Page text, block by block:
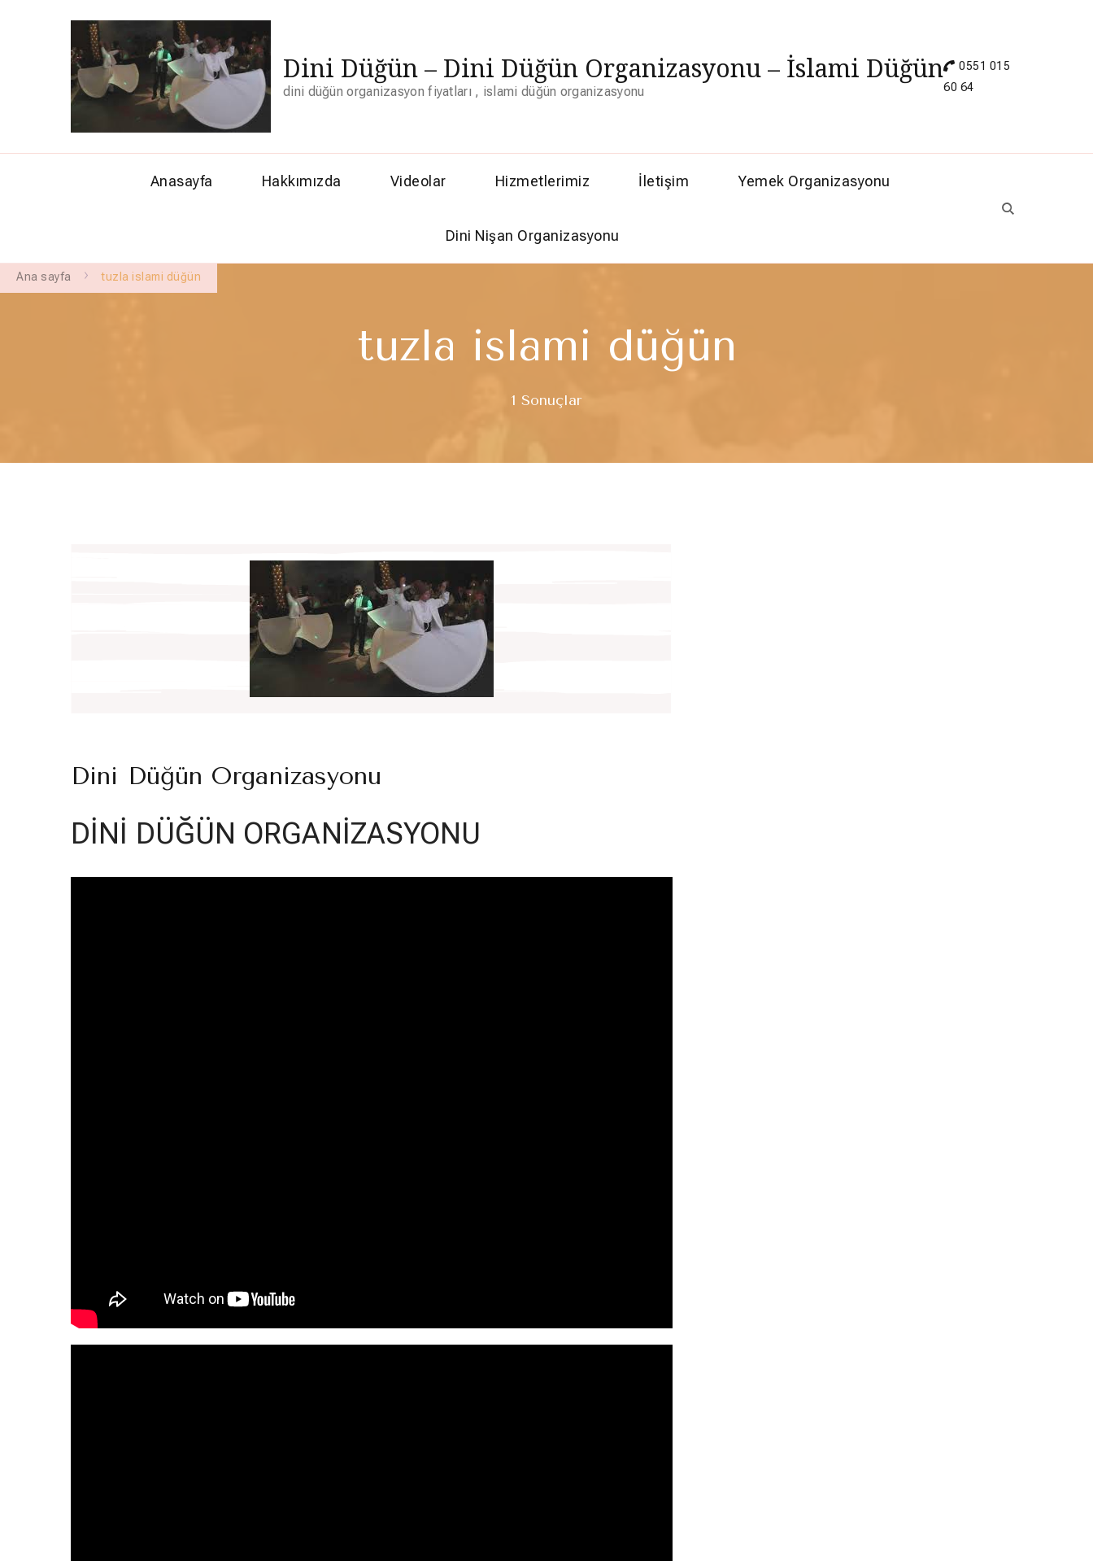
Dini Düğün – Dini Düğün Organizasyonu – İslami Düğün
dini düğün organizasyon fiyatları , islami düğün organizasyonu
0551 015
60 64
Anasayfa Hakkımızda Videolar Hizmetlerimiz İletişim Yemek Organizasyonu
Dini Nişan Organizasyonu
Ana sayfa tuzla islami düğün
tuzla islami düğün
1 Sonuçlar
Dini Düğün Organizasyonu
DİNİ DÜĞÜN ORGANİZASYONU